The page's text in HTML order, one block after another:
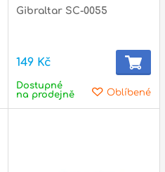
Gibraltar SC-0055
149 Kč
Oblíbené
Dostupné
na prodejně